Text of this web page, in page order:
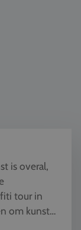
is overal,
tour in
om kunst